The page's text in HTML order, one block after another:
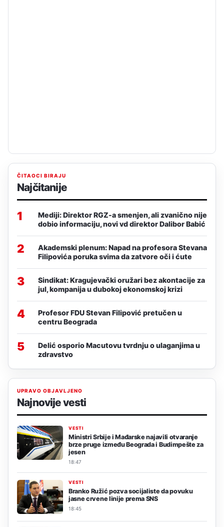
ČITAOCI BIRAJU
Najčitanije
1
Mediji: Direktor RGZ-a smenjen, ali zvanično nije
dobio informaciju, novi vd direktor Dalibor Babić
2
Akademski plenum: Napad na profesora Stevana
Filipovića poruka svima da zatvore oči i ćute
3
Sindikat: Kragujevački oružari bez akontacije za
jul, kompanija u dubokoj ekonomskoj krizi
4
Profesor FDU Stevan Filipović pretučen u
centru Beograda
5
Delić osporio Macutovu tvrdnju o ulaganjima u
zdravstvo
UPRAVO OBJAVLJENO
Najnovije vesti
VESTI
Ministri Srbije i Mađarske najavili otvaranje
brze pruge između Beograda i Budimpešte za
jesen
18:47
VESTI
Branko Ružić pozva socijaliste da povuku
jasne crvene linije prema SNS
18:45